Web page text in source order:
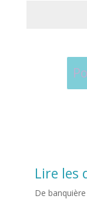
Lire les
De